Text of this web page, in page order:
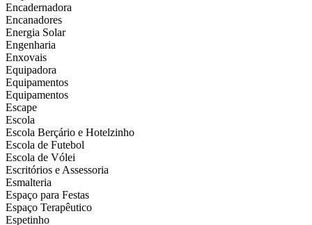
Encadernadora
Encanadores
Energia Solar
Engenharia
Enxovais
Equipadora
Equipamentos
Equipamentos
Escape
Escola
Escola Berçário e Hotelzinho
Escola de Futebol
Escola de Vólei
Escritórios e Assessoria
Esmalteria
Espaço para Festas
Espaço Terapêutico
Espetinho